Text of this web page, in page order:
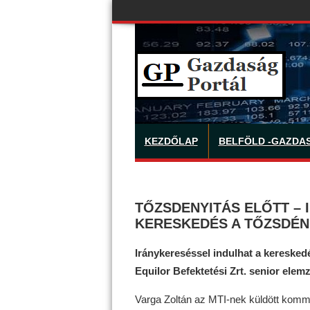
KEZDŐLAP BELFÖLD -
TŐZSDENYITÁS ELŐTT –
KERESKEDÉS A TŐZSDÉN
Iránykereséssel indulhat a
Equilor Befektetési Zrt. senior
Varga Zoltán az MTI-nek küldött